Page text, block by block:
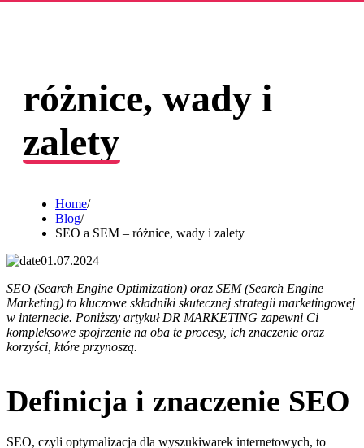
różnice, wady i
zalety
Home/
Blog/
SEO a SEM – różnice, wady i zalety
01.07.2024
SEO (Search Engine Optimization) oraz SEM (Search Engine
Marketing) to kluczowe składniki skutecznej strategii marketingowej
w internecie. Poniższy artykuł DR MARKETING zapewni Ci
kompleksowe spojrzenie na oba te procesy, ich znaczenie oraz
korzyści, które przynoszą.
Definicja i znaczenie SEO
SEO, czyli optymalizacja dla wyszukiwarek internetowych, to